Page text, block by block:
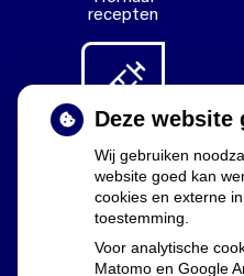
recepten
Diabetes
middelen
Deze
Wij gebruiken
website goed kan
cookies en externe
toestemming.
Voor analytische
Matomo en Google